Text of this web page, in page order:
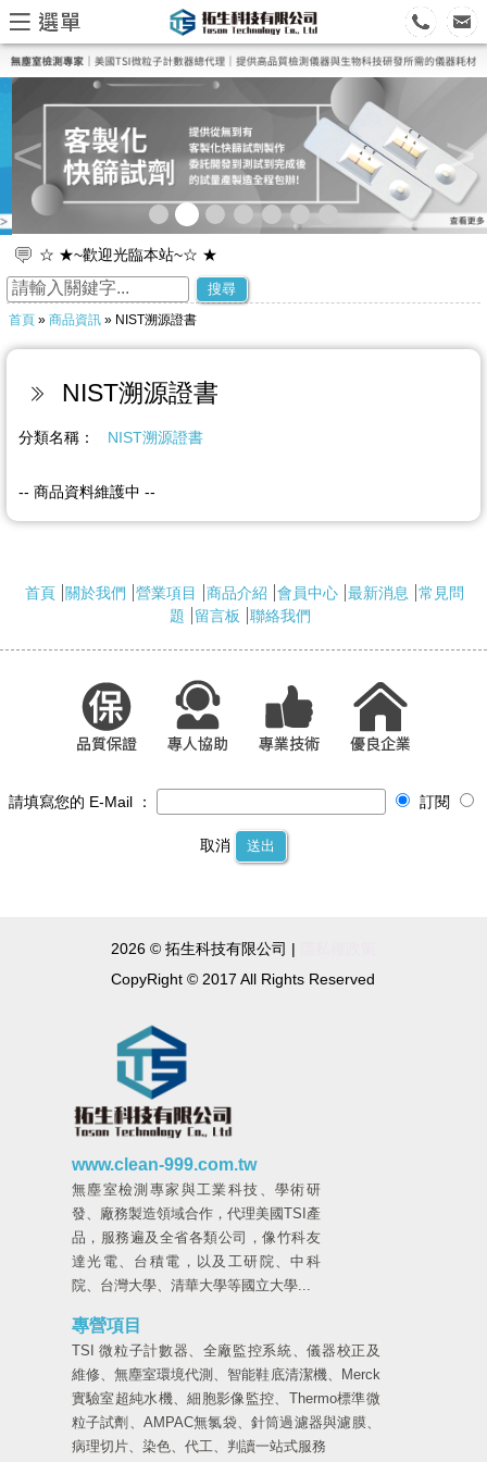
< >
☆ ★~歡迎光臨本站~☆ ★
☆ ★~歡迎您到留言版給我們加油打氣~☆ ★
搜尋
首頁» 商品資訊» NIST溯源證書
NIST溯源證書
分類名稱： NIST溯源證書
-- 商品資料維護中 --
首頁 關於我們 營業項目 商品介紹 會員中心 最新消息
常見問
題
留言板 聯絡我們
請填寫您的 E-Mail ： 訂閱
取消 送出
2026 © 拓生科技有限公司 |
CopyRight © 2017 All Rights Reserved
www.clean-999.com.tw
無塵室檢測專家與工業科技、學術研
發、廠務製造領域合作，代理美國TSI產
品，服務遍及全省各類公司，像竹科友
達光電、台積電，以及工研院、中科
院、台灣大學、清華大學等國立大學...
專營項目
TSI 微粒子計數器、全廠監控系統、儀器校正及
維修、無塵室環境代測、智能鞋底清潔機、Merck
實驗室超純水機、細胞影像監控、Thermo標準微
粒子試劑、AMPAC無氯袋、針筒過濾器與濾膜、
病理切片、染色、代工、判讀一站式服務